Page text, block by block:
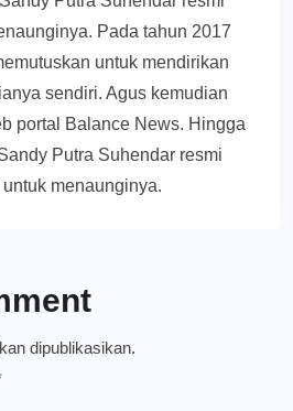
Pada tahun 2017
untuk mendirikan
sendiri. Agus kemudian
portal Balance News. Hingga
Putra Suhendar resmi
menaunginya.
dipublikasikan.